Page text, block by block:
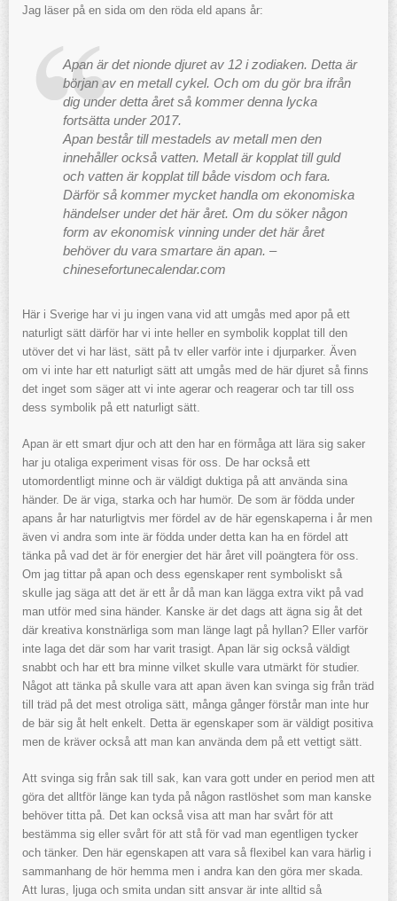
Jag läser på en sida om den röda eld apans år:
Apan är det nionde djuret av 12 i zodiaken. Detta är
början av en metall cykel. Och om du gör bra ifrån
dig under detta året så kommer denna lycka
fortsätta under 2017.
Apan består till mestadels av metall men den
innehåller också vatten. Metall är kopplat till guld
och vatten är kopplat till både visdom och fara.
Därför så kommer mycket handla om ekonomiska
händelser under det här året. Om du söker någon
form av ekonomisk vinning under det här året
behöver du vara smartare än apan. –
chinesefortunecalendar.com
Här i Sverige har vi ju ingen vana vid att umgås med apor på ett
naturligt sätt därför har vi inte heller en symbolik kopplat till den
utöver det vi har läst, sätt på tv eller varför inte i djurparker. Även
om vi inte har ett naturligt sätt att umgås med de här djuret så finns
det inget som säger att vi inte agerar och reagerar och tar till oss
dess symbolik på ett naturligt sätt.
Apan är ett smart djur och att den har en förmåga att lära sig saker
har ju otaliga experiment visas för oss. De har också ett
utomordentligt minne och är väldigt duktiga på att använda sina
händer. De är viga, starka och har humör. De som är födda under
apans år har naturligtvis mer fördel av de här egenskaperna i år men
även vi andra som inte är födda under detta kan ha en fördel att
tänka på vad det är för energier det här året vill poängtera för oss.
Om jag tittar på apan och dess egenskaper rent symboliskt så
skulle jag säga att det är ett år då man kan lägga extra vikt på vad
man utför med sina händer. Kanske är det dags att ägna sig åt det
där kreativa konstnärliga som man länge lagt på hyllan? Eller varför
inte laga det där som har varit trasigt. Apan lär sig också väldigt
snabbt och har ett bra minne vilket skulle vara utmärkt för studier.
Något att tänka på skulle vara att apan även kan svinga sig från träd
till träd på det mest otroliga sätt, många gånger förstår man inte hur
de bär sig åt helt enkelt. Detta är egenskaper som är väldigt positiva
men de kräver också att man kan använda dem på ett vettigt sätt.
Att svinga sig från sak till sak, kan vara gott under en period men att
göra det alltför länge kan tyda på någon rastlöshet som man kanske
behöver titta på. Det kan också visa att man har svårt för att
bestämma sig eller svårt för att stå för vad man egentligen tycker
och tänker. Den här egenskapen att vara så flexibel kan vara härlig i
sammanhang de hör hemma men i andra kan den göra mer skada.
Att luras, ljuga och smita undan sitt ansvar är inte alltid så